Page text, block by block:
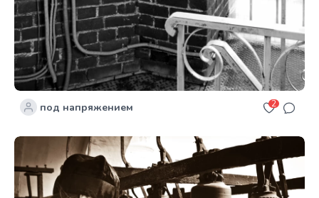
под напряжением 2